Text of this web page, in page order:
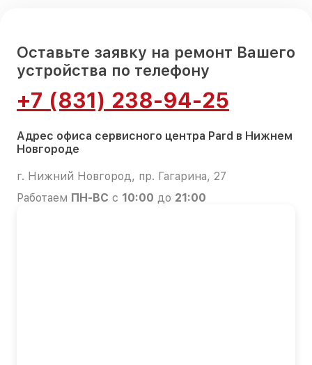
Оставьте заявку на ремонт Вашего
устройства по телефону
+7 (831) 238-94-25
Адрес офиса сервисного центра Pard в Нижнем
Новгороде
г. Нижний Новгород, пр. Гагарина, 27
Работаем ПН-ВС с 10:00 до 21:00